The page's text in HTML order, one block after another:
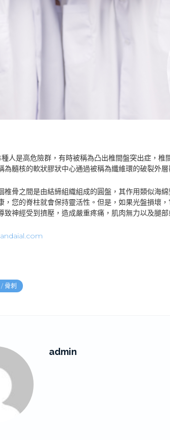
人是高危險群，有時被稱為凸出椎間盤突出症，椎
為髓核的軟狀膠狀中心通過被稱為纖維環的破裂外
椎骨之間是由結締組織組成的圓盤，其作用類似海
，您的脊柱就會保持靈活性。但是，如果光盤損壞
致神經受到擠壓，造成嚴重疼痛，肌肉無力以及腿部
/ 骨刺
admin